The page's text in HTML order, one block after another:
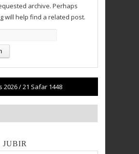
archive. Perhaps
will help find a related post.
2026/21 Safar 1448